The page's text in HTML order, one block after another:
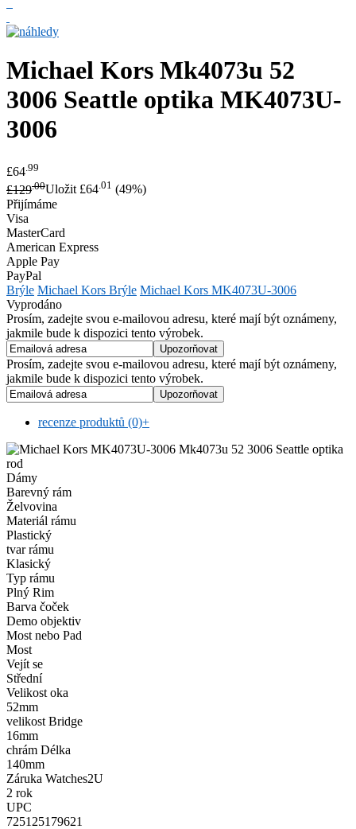
Michael Kors Mk4073u 52
3006 Seattle optika MK4073U-
3006
£64 .99
£129.00Uložit £64.01 (49%)
Přijímáme
Visa
MasterCard
American Express
Apple Pay
PayPal
Brýle Michael Kors Brýle Michael Kors MK4073U-3006
Vyprodáno
Prosím, zadejte svou e-mailovou adresu, které mají být oznámeny,
jakmile bude k dispozici tento výrobek.
Prosím, zadejte svou e-mailovou adresu, které mají být oznámeny,
jakmile bude k dispozici tento výrobek.
recenze produktů (0)+
rod
Dámy
Barevný rám
Želvovina
Materiál rámu
Plastický
tvar rámu
Klasický
Typ rámu
Plný Rim
Barva čoček
Demo objektiv
Most nebo Pad
Most
Vejít se
Střední
Velikost oka
52mm
velikost Bridge
16mm
chrám Délka
140mm
Záruka Watches2U
2 rok
UPC
725125179621